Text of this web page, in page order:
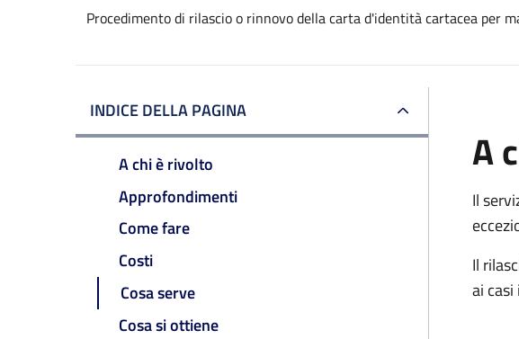
Procedimento di rilascio o rinnovo della carta d'identità cartacea per
INDICE DELLA PAGINA
A chi è rivolto
Approfondimenti
Come fare
Costi
Cosa serve
Cosa si ottiene
A
Il
Il
ai